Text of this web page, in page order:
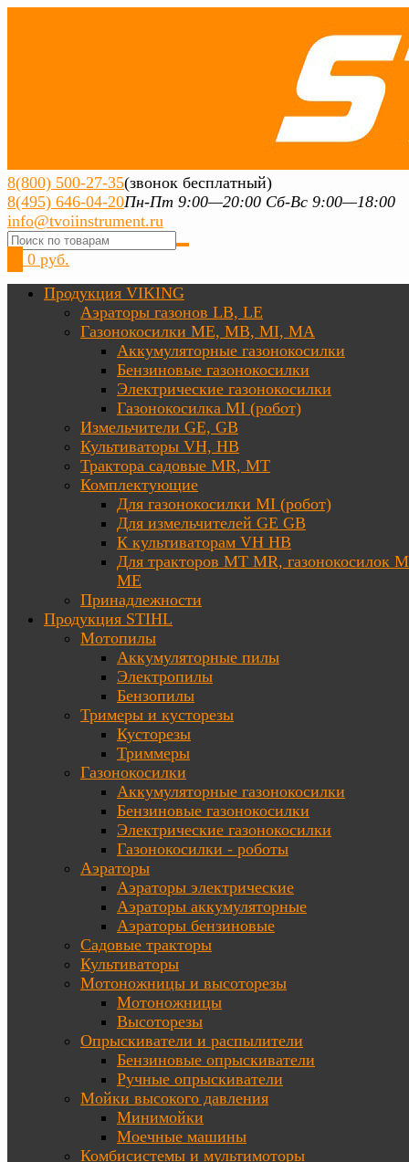
8(800) 500-27-35(звонок бесплатный)
8(495) 646-04-20Пн-Пт 9:00—20:00 Сб-Вс 9:00—18:00
info@tvoiinstrument.ru
0 руб.
Продукция VIKING
Аэраторы газонов LB, LE
Газонокосилки ME, MB, MI, MA
Аккумуляторные газонокосилки
Бензиновые газонокосилки
Электрические газонокосилки
Газонокосилка MI (робот)
Измельчители GE, GB
Культиваторы VH, HB
Трактора садовые MR, MT
Комплектующие
Для газонокосилки MI (робот)
Для измельчителей GE GB
К культиваторам VH HB
Для тракторов МТ MR, газонокосилок
ME
Принадлежности
Продукция STIHL
Мотопилы
Аккумуляторные пилы
Электропилы
Бензопилы
Тримеры и кусторезы
Кусторезы
Триммеры
Газонокосилки
Аккумуляторные газонокосилки
Бензиновые газонокосилки
Электрические газонокосилки
Газонокосилки - роботы
Аэраторы
Аэраторы электрические
Аэраторы аккумуляторные
Аэраторы бензиновые
Садовые тракторы
Культиваторы
Мотоножницы и высоторезы
Мотоножницы
Высоторезы
Опрыскиватели и распылители
Бензиновые опрыскиватели
Ручные опрыскиватели
Мойки высокого давления
Минимойки
Моечные машины
Комбисистемы и мультимоторы